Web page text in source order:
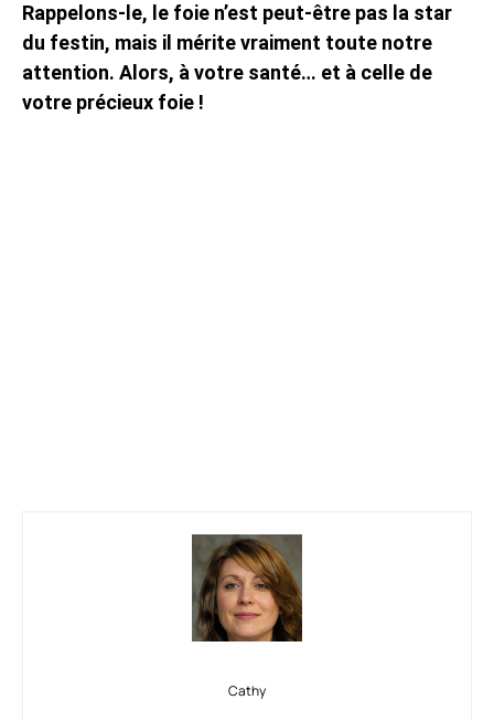
Rappelons-le, le foie n’est peut-être pas la star
du festin, mais il mérite vraiment toute notre
attention. Alors, à votre santé… et à celle de
votre précieux foie !
Cathy